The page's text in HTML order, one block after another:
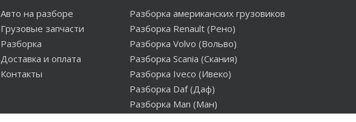
Авто на разборе
Грузовые запчасти
Разборка
Доставка и оплата
Контакты
Разборка американских грузовиков
Разборка Renault (Рено)
Разборка Volvo (Вольво)
Разборка Scania (Скания)
Разборка Iveco (Ивеко)
Разборка Daf (Даф)
Разборка Man (Ман)